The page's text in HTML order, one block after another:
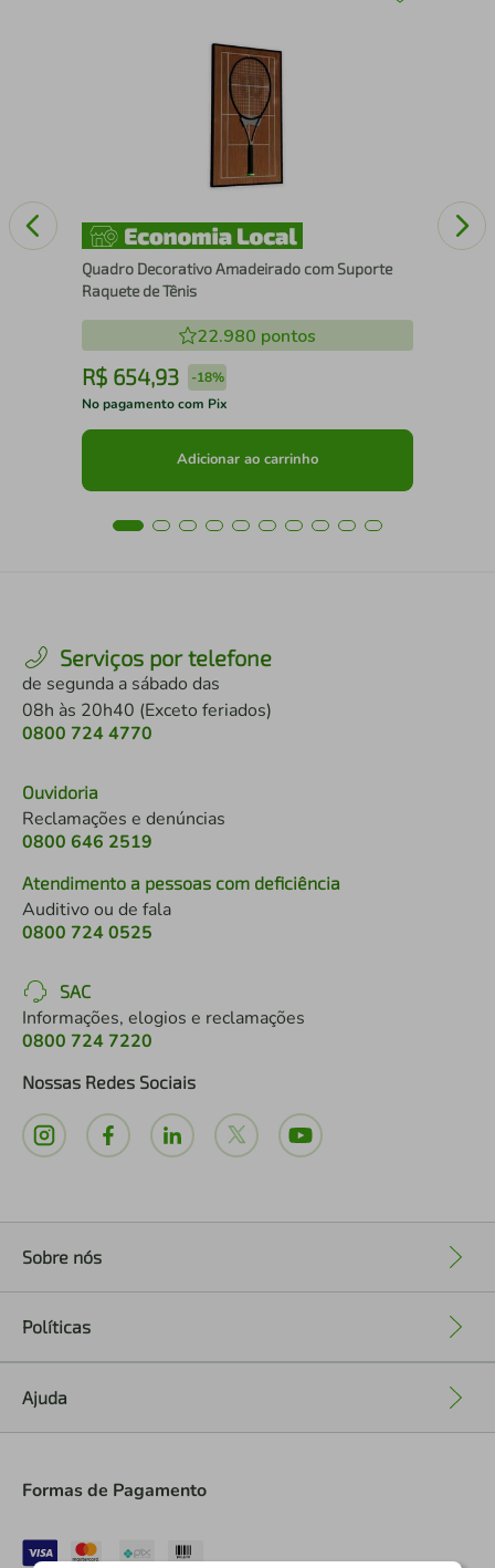
Quadro Decorativo Amadeirado com Suporte
Raquete de Tênis
22.980 pontos
R$ 654,93 -18%
No pagamento com Pix
Adicionar ao carrinho
Serviços por telefone
de segunda a sábado das
08h às 20h40 (Exceto feriados)
0800 724 4770
Ouvidoria
Reclamações e denúncias
0800 646 2519
Atendimento a pessoas com deficiência
Auditivo ou de fala
0800 724 0525
SAC
Informações, elogios e reclamações
0800 724 7220
Nossas Redes Sociais
Sobre nós
Políticas
Ajuda
Formas de Pagamento